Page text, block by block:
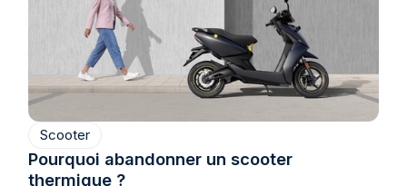
Scooter
Pourquoi abandonner un scooter
thermique ?